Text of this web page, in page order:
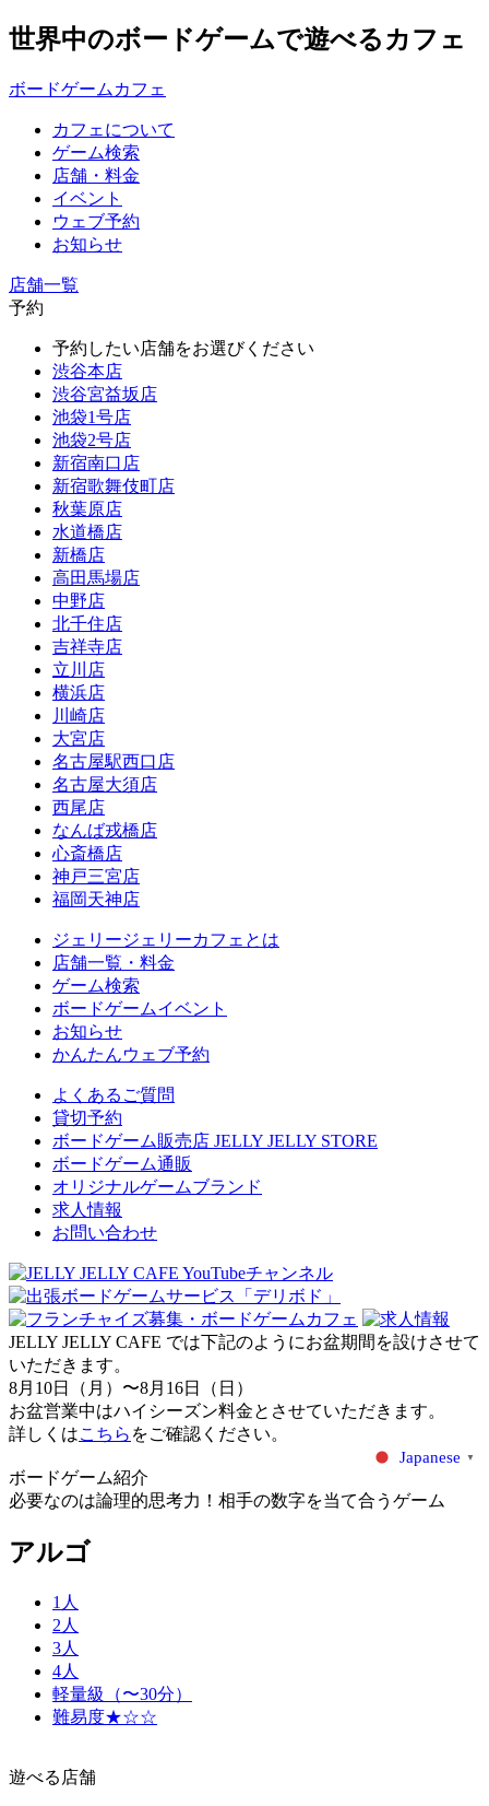
世界中のボードゲームで遊べるカフェ
ボードゲームカフェ
カフェについて
ゲーム検索
店舗・料金
イベント
ウェブ予約
お知らせ
店舗一覧
予約
予約したい店舗をお選びください
渋谷本店
渋谷宮益坂店
池袋1号店
池袋2号店
新宿南口店
新宿歌舞伎町店
秋葉原店
水道橋店
新橋店
高田馬場店
中野店
北千住店
吉祥寺店
立川店
横浜店
川崎店
大宮店
名古屋駅西口店
名古屋大須店
西尾店
なんば戎橋店
心斎橋店
神戸三宮店
福岡天神店
ジェリージェリーカフェとは
店舗一覧・料金
ゲーム検索
ボードゲームイベント
お知らせ
かんたんウェブ予約
よくあるご質問
貸切予約
ボードゲーム販売店 JELLY JELLY STORE
ボードゲーム通販
オリジナルゲームブランド
求人情報
お問い合わせ
JELLY JELLY CAFE では下記のようにお盆期間を設けさせて
いただきます。
8月10日（月）〜8月16日（日）
お盆営業中はハイシーズン料金とさせていただきます。
詳しくはこちら をご確認ください。
Japanese ▼
ボードゲーム紹介
必要なのは論理的思考力！相手の数字を当て合うゲーム
アルゴ
1人
2人
3人
4人
軽量級（〜30分）
難易度★☆☆
遊べる店舗